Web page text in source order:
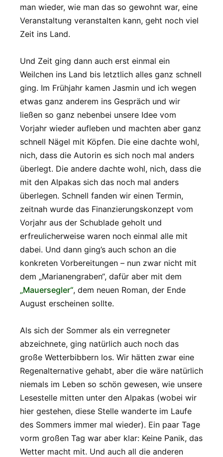
man wieder, wie man das so gewohnt war, eine
Veranstaltung veranstalten kann, geht noch viel
Zeit ins Land.
Und Zeit ging dann auch erst einmal ein
Weilchen ins Land bis letztlich alles ganz schnell
ging. Im Frühjahr kamen Jasmin und ich wegen
etwas ganz anderem ins Gespräch und wir
ließen so ganz nebenbei unsere Idee vom
Vorjahr wieder aufleben und machten aber ganz
schnell Nägel mit Köpfen. Die eine dachte wohl,
nich, dass die Autorin es sich noch mal anders
überlegt. Die andere dachte wohl, nich, dass die
mit den Alpakas sich das noch mal anders
überlegen. Schnell fanden wir einen Termin,
zeitnah wurde das Finanzierungskonzept vom
Vorjahr aus der Schublade geholt und
erfreulicherweise waren noch einmal alle mit
dabei. Und dann ging’s auch schon an die
konkreten Vorbereitungen – nun zwar nicht mit
dem „Marianengraben“, dafür aber mit dem
„Mauersegler“, dem neuen Roman, der Ende
August erscheinen sollte.
Als sich der Sommer als ein verregneter
abzeichnete, ging natürlich auch noch das
große Wetterbibbern los. Wir hätten zwar eine
Regenalternative gehabt, aber die wäre natürlich
niemals im Leben so schön gewesen, wie unsere
Lesestelle mitten unter den Alpakas (wobei wir
hier gestehen, diese Stelle wanderte im Laufe
des Sommers immer mal wieder). Ein paar Tage
vorm großen Tag war aber klar: Keine Panik, das
Wetter macht mit. Und auch all die anderen